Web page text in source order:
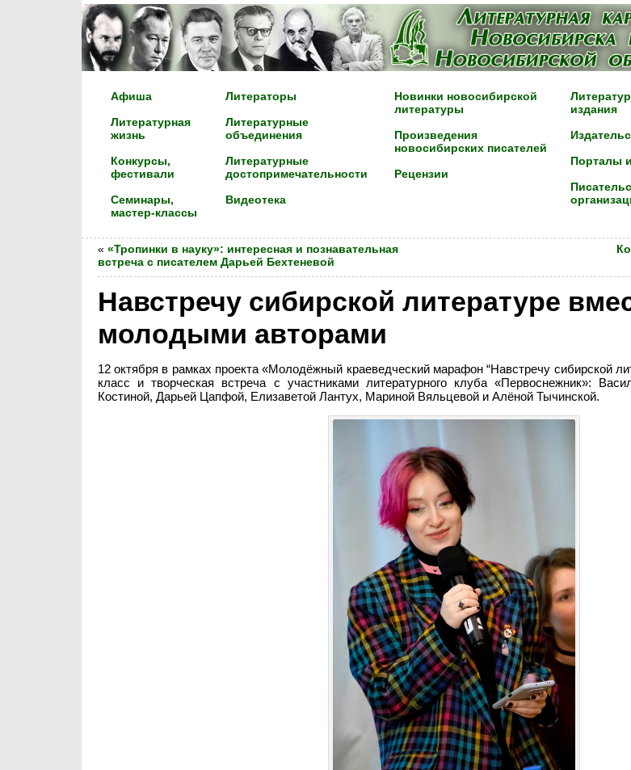
Афиша
Литературная
жизнь
Конкурсы,
фестивали
Семинары,
мастер-классы
Литераторы
Литературные
объединения
Литературные
достопримечательности
Видеотека
Новинки новосибирской
литературы
Произведения
новосибирских писателей
Рецензии
издания
Порталы
« «Тропинки в науку»: интересная и познавательная
встреча с писателем Дарьей Бехтеневой
Навстречу сибирской литературе
молодыми авторами
12 октября в рамках проекта «Молодёжный краеведческий марафон “Навстречу сибирской
класс и творческая встреча с участниками литературного клуба «Первоснежник»:
Костиной, Дарьей Цапфой, Елизаветой Лантух, Мариной Вяльцевой и Алёной Тычинской.